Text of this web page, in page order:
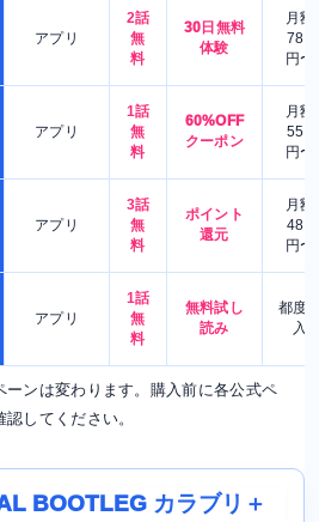
アプリ
2話
無
料
30日無料
体験
月額
780
円〜
アプリ
1話
無
料
60%OFF
クーポン
月額
550
円〜
アプリ
3話
無
料
ポイント
還元
月額
480
円〜
アプリ
1話
無
料
無料試し
読み
都度
入
ンは変わります。購入前に各公式ペ
してください。
BOOTLEG カラブリ＋